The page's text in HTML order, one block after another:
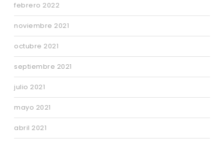
febrero 2022
noviembre 2021
octubre 2021
septiembre 2021
julio 2021
mayo 2021
abril 2021